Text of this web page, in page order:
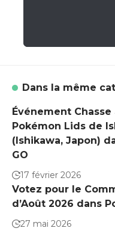
Dans la même
Événement
Pokémon Lids de
(Ishikawa, Japon)
GO
17 février 2026
Votez pour le
d’Août 2026 dans
27 mai 2026